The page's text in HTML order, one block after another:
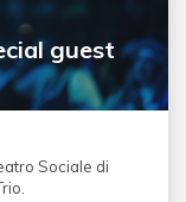
guest
Sociale di